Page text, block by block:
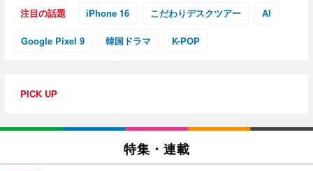
注目の話題 iPhone 16 こだわりデスクツアー AI
Google Pixel 9 韓国ドラマ K-POP
PICK UP
特集・連載